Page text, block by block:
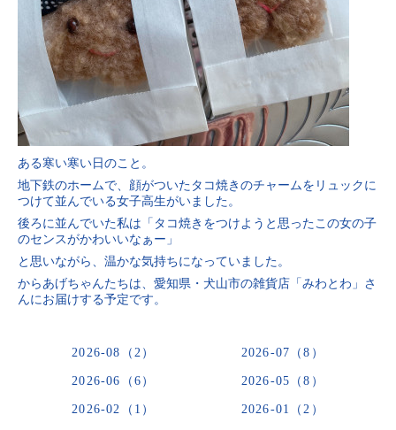
ある寒い寒い日のこと。
地下鉄のホームで、顔がついたタコ焼きのチャームをリュックに
つけて並んでいる女子高生がいました。
後ろに並んでいた私は「タコ焼きをつけようと思ったこの女の子
のセンスがかわいいなぁー」
と思いながら、温かな気持ちになっていました。
からあげちゃんたちは、愛知県・犬山市の雑貨店「みわとわ」さ
んにお届けする予定です。
2026-08（2） 2026-07（8）
2026-06（6） 2026-05（8）
2026-02（1） 2026-01（2）